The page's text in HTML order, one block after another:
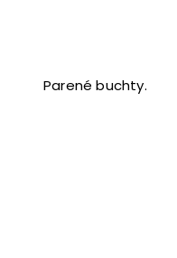
Parené buchty.